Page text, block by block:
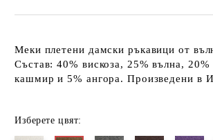
Меки плетени дамски ръкавици от
Състав: 40% вискоза, 25% вълна,
кашмир и 5% ангора. Произведени в
Изберете цвят: